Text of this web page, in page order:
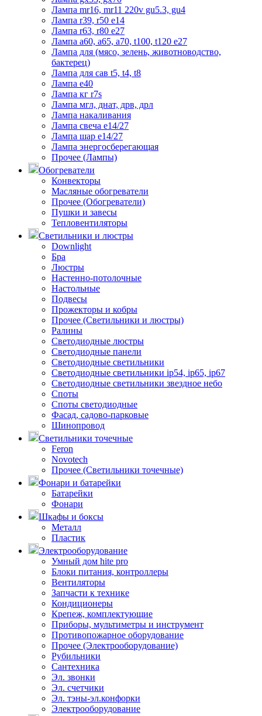
Лампа mr16, mr11 220v gu5.3, gu4
Лампа r39, r50 е14
Лампа r63, r80 е27
Лампа а60, а65, а70, t100, t120 е27
Лампа для (мясо, зелень, животноводство,
бактерец)
Лампа для сав t5, t4, t8
Лампа е40
Лампа кг r7s
Лампа мгл, днат, дрв, дрл
Лампа накаливания
Лампа свеча е14/27
Лампа шар е14/27
Лампа энергосберегающая
Прочее (Лампы)
Обогреватели
Конвекторы
Масляные обогреватели
Прочее (Обогреватели)
Пушки и завесы
Тепловентиляторы
Светильники и люстры
Downlight
Бра
Люстры
Настенно-потолочные
Настольные
Подвесы
Прожекторы и кобры
Прочее (Светильники и люстры)
Ралины
Светодиодные люстры
Светодиодные панели
Светодиодные светильники
Светодиодные светильники ip54, ip65, ip67
Светодиодные светильники звездное небо
Споты
Споты светодиодные
Фасад, садово-парковые
Шинопровод
Светильники точечные
Feron
Novotech
Прочее (Светильники точечные)
Фонари и батарейки
Батарейки
Фонари
Шкафы и боксы
Металл
Пластик
Электрооборудование
Умный дом hite pro
Блоки питания, контроллеры
Вентиляторы
Запчасти к технике
Кондиционеры
Крепеж, комплектующие
Приборы, мультиметры и инструмент
Противопожарное оборудование
Прочее (Электрооборудование)
Рубильники
Сантехника
Эл. звонки
Эл. счетчики
Эл. тэны-эл.конфорки
Электрооборудование